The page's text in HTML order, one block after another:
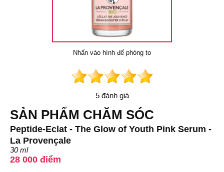
Nhấn vào hình để phóng to
5 đánh giá
SẢN PHẨM CHĂM SÓC
Peptide-Eclat - The Glow of Youth Pink Serum -
La Provençale
30 ml
28 000 điểm